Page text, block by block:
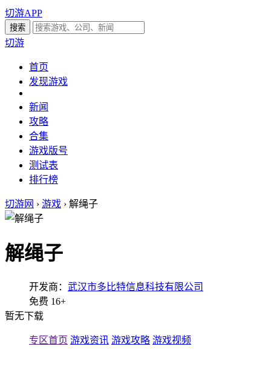
切游APP
切游
首页
发现游戏
新闻
攻略
合集
游戏版号
测试表
排行榜
切游网 › 游戏 › 解绳子
解绳子
开发商： 武汉市多比特信息科技有限公司
免费 16+
暂无下载
专区首页 游戏资讯 游戏攻略 游戏视频